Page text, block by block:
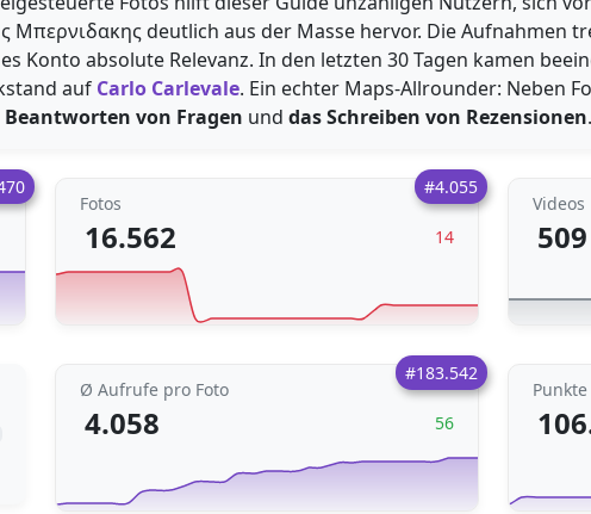
Μπερνιδακης deutlich aus der Masse hervor. Die Aufnahmen
Konto absolute Relevanz. In den letzten 30 Tagen kamen
auf Carlo Carlevale. Ein echter Maps-Allrounder: Neben
Beantworten von Fragen und das Schreiben von Rezensionen.
#4.055
Fotos
16.562 14
Videos
509
#183.542
Ø Aufrufe pro Foto
4.058 56
Punkte